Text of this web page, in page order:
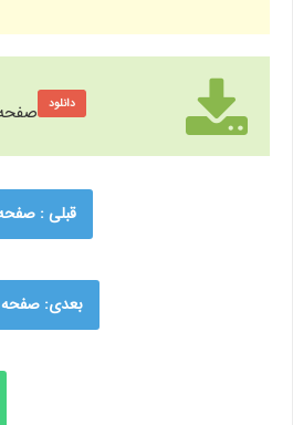
دانلود
قبلی :
بعدی: صفحه